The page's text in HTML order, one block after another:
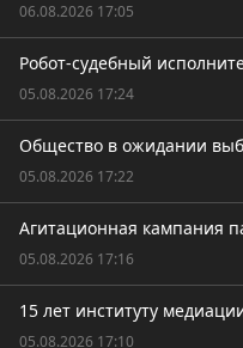
06.08.2026 17:05
Робот-судебный
05.08.2026 17:24
Общество в ожидании
05.08.2026 17:22
Агитационная кампания
05.08.2026 17:16
15 лет институту
05.08.2026 17:10